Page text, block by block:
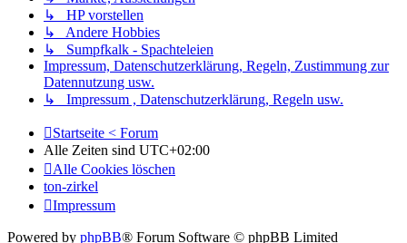
↳ HP vorstellen
↳ Andere Hobbies
↳ Sumpfkalk - Spachteleien
Impressum, Datenschutzerklärung, Regeln, Zustimmung zur
Datennutzung usw.
↳ Impressum , Datenschutzerklärung, Regeln usw.
Startseite < Forum
Alle Zeiten sind UTC+02:00
Alle Cookies löschen
ton-zirkel
Impressum
Powered by phpBB® Forum Software © phpBB Limited